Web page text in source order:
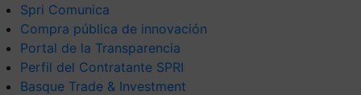
Spri Comunica
Compra pública de innovación
Portal de la Transparencia
Perfil del Contratante SPRI
Basque Trade & Investment